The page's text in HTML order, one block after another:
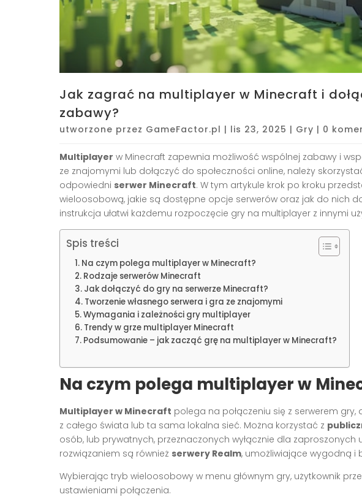
Jak zagrać na multiplayer w Minecraft i
zabawy?
utworzone przez GameFactor.pl | lis 23, 2025 | Gry | 0
Multiplayer w Minecraft zapewnia możliwość wspólnej zabawy i
ze znajomymi lub dołączyć do społeczności online, należy
odpowiedni serwer Minecraft. W tym artykule krok po kroku
wieloosobową, jakie są dostępne opcje serwerów oraz jak do nich
instrukcja ułatwi każdemu rozpoczęcie gry na multiplayer z innymi
Spis treści
Na czym polega multiplayer w Minecraft?
Rodzaje serwerów Minecraft
Jak dołączyć do gry na serwerze Minecraft?
Tworzenie własnego serwera i gra ze znajomymi
Wymagania i zależności gry multiplayer
Trendy w grze multiplayer Minecraft
Podsumowanie – jak zacząć grę na multiplayer w Minecraft?
Na czym polega multiplayer w
Multiplayer w Minecraft polega na połączeniu się z serwerem
z całego świata lub ta sama lokalna sieć. Można korzystać z
osób, lub prywatnych, przeznaczonych wyłącznie dla zaproszonych
rozwiązaniem są również serwery Realm, umożliwiające wygodną i
Wybierając tryb wieloosobowy w menu głównym gry, użytkownik
ustawieniami połączenia.